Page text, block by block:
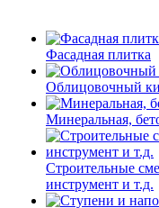
Фасадная плитка
Облицовочный
Минеральная,
Строительные
инструмент и т.д.